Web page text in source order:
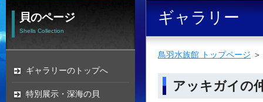
ギャラリー
鳥羽水族館 トップページ ＞
アッキガイの
貝のページ
Shells Collection
ギャラリーのトップへ
特別展示・深海の貝